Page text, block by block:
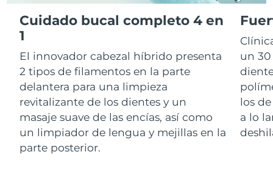
Cuidado bucal completo 4 en
1
El innovador cabezal híbrido presenta
2 tipos de filamentos en la parte
delantera para una limpieza
revitalizante de los dientes y un
masaje suave de las encías, así como
un limpiador de lengua y mejillas en la
parte posterior.
un
los
a lo
RAE de Macao
(China)
Malasia Entrega prevista 8/12/26
Malta Entrega prevista 8/9/26
México Entrega prevista 8/13/26
Mónaco